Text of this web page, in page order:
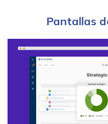
Pantallas